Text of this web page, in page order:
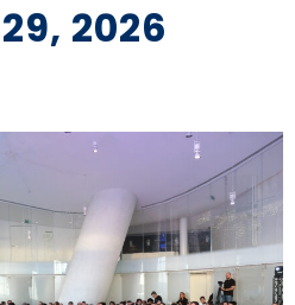
2026